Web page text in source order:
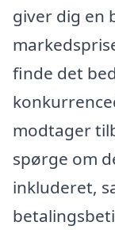
giver dig en
finde det
modtager
spørge om
inkluderet,